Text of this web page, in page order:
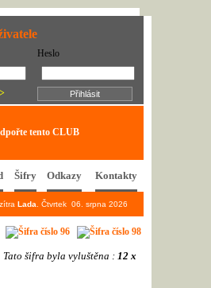
Heslo
tento CLUB
Šifry Odkazy Kontakty
zítra Lada . Čtvrtek 06. srpna 2026
Tato šifra byla vyluštěna : 12 x